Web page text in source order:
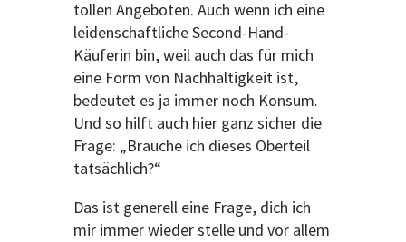
tollen Angeboten. Auch wenn ich eine
leidenschaftliche Second-Hand-
Käuferin bin, weil auch das für mich
eine Form von Nachhaltigkeit ist,
bedeutet es ja immer noch Konsum.
Und so hilft auch hier ganz sicher die
Frage: „Brauche ich dieses Oberteil
tatsächlich?“
Das ist generell eine Frage, dich ich
mir immer wieder stelle und vor allem